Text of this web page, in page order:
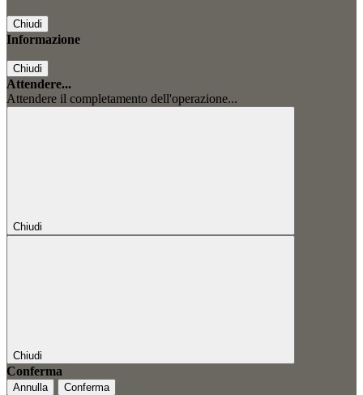
Chiudi
Informazione
Chiudi
Attendere...
Attendere il completamento dell'operazione...
Chiudi
Chiudi
Conferma
Annulla Conferma